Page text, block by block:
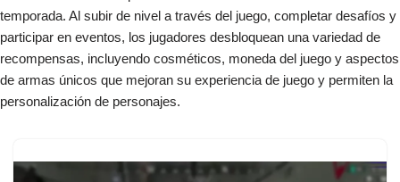
temporada. Al subir de nivel a través del juego, completar desafíos y
participar en eventos, los jugadores desbloquean una variedad de
recompensas, incluyendo cosméticos, moneda del juego y aspectos
de armas únicos que mejoran su experiencia de juego y permiten la
personalización de personajes.